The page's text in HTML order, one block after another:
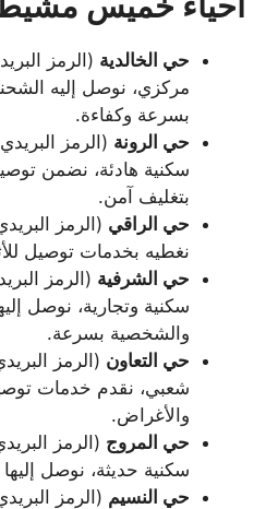
حي الخالدية
مركزي، نوصل إليه
بسرعة وكفاءة.
حي الرونة
سكنية هادئة، نضمن
بتغليف آمن.
حي الراقي
نغطيه بخدمات توصيل
حي الشرفية
سكنية وتجارية، نوصل
والشخصية بسرعة.
حي التعاون
شعبي، نقدم خدمات
والأغراض.
حي المروج
سكنية حديثة، نوصل
حي النسيم